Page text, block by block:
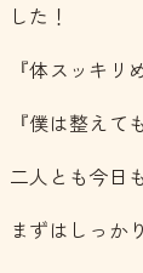
した！
『体スッキリ
『僕は整えて
二人とも今日
まずはしっか